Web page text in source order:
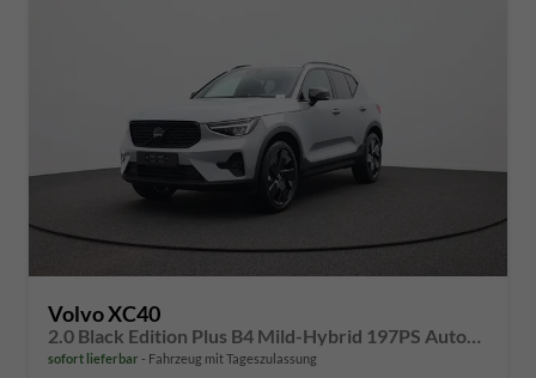
Volvo XC40
2.0 Black Edition Plus B4 Mild-Hybrid 197PS Automatik elektr. PanoDach Rückf.Kamera PDC v+h ACC el.Heckklappe Harman/Kardon-Sound Klimaautomatik Sitzheizung Lenkradheizung Apple CarPlay Android Auto 20-LM
sofort lieferbar Fahrzeug mit Tageszulassung